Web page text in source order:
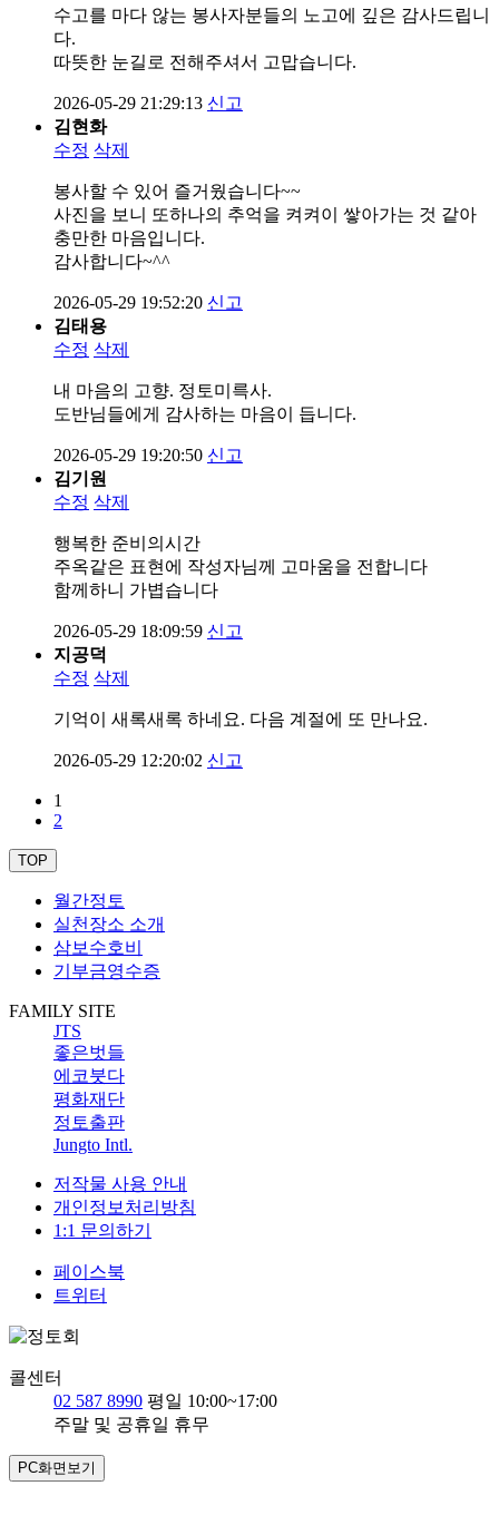
수고를 마다 않는 봉사자분들의 노고에 깊은 감사드립니
다.
따뜻한 눈길로 전해주셔서 고맙습니다.
2026-05-29 21:29:13 신고
김현화
수정 삭제
봉사할 수 있어 즐거웠습니다~~
사진을 보니 또하나의 추억을 켜켜이 쌓아가는 것 같아
충만한 마음입니다.
감사합니다~^^
2026-05-29 19:52:20 신고
김태용
수정 삭제
내 마음의 고향. 정토미륵사.
도반님들에게 감사하는 마음이 듭니다.
2026-05-29 19:20:50 신고
김기원
수정 삭제
행복한 준비의시간
주옥같은 표현에 작성자님께 고마움을 전합니다
함께하니 가볍습니다
2026-05-29 18:09:59 신고
지공덕
수정 삭제
기억이 새록새록 하네요. 다음 계절에 또 만나요.
2026-05-29 12:20:02 신고
1
2
TOP
월간정토
실천장소 소개
삼보수호비
기부금영수증
FAMILY SITE
JTS
좋은벗들
에코붓다
평화재단
정토출판
Jungto Intl.
저작물 사용 안내
개인정보처리방침
1:1 문의하기
페이스북
트위터
콜센터
02 587 8990 평일 10:00~17:00
주말 및 공휴일 휴무
PC화면보기